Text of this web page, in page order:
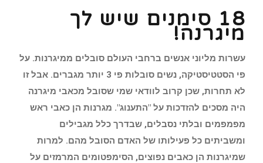
18 סימנים שיש לך
מיגרנה!
עשרות מליוני אנשים ברחבי העולם סובלים ממיגרנות. על
פי הסטטיסטיקה, נשים סובלות פי 3 יותר מגברים. אבל זו
לא תחרות, שכן קרוב לוודאי שמי שסובל מכאבי מיגרנה
היה מסכים להזדכות על "התענוג". מגרנות הן כאבי ראש
מפמפמים ובלתי נסבלים, שבדרך כלל מגבילים
ומשביתים כל פעילותו של האדם הסובל מהם. למרות
שמיגרנות הן כאבים נפוצים, הסימפטומים המרמזים על